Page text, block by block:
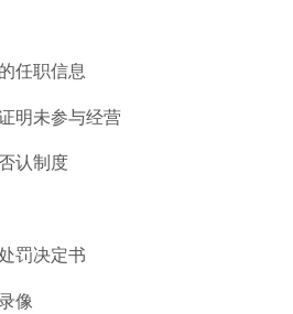
任职信息
明未参与经营
认制度
罚决定书
像